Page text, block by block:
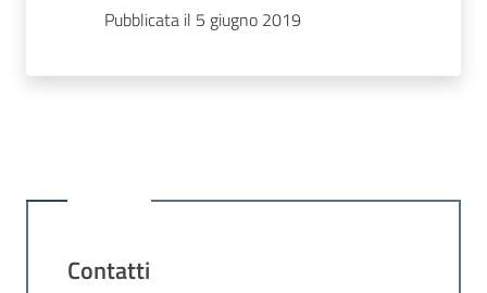
Pubblicata il 5 giugno 2019
Contatti